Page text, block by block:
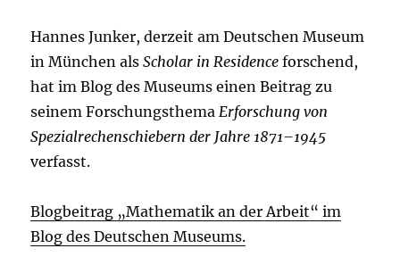
Hannes Junker, derzeit am Deutschen Museum
in München alsScholar in Residence forschend,
hat im Blog des Museums einen Beitrag zu
seinem ForschungsthemaErforschung von
Spezialrechenschiebern der Jahre 1871–1945
verfasst.
Blogbeitrag „Mathematik an der Arbeit“ im
Blog des Deutschen Museums.